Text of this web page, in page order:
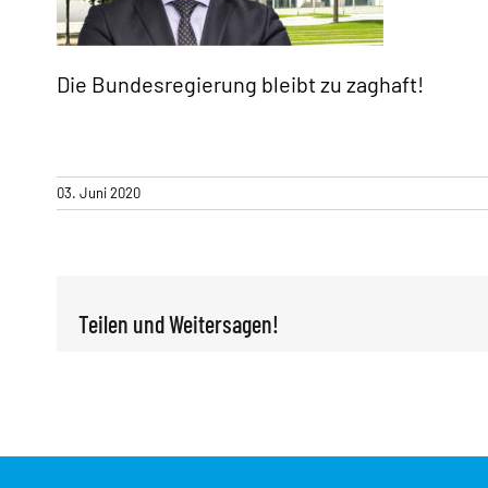
«
Die Bundesregierung bleibt zu zaghaft!
03. Juni 2020
Teilen und Weitersagen!